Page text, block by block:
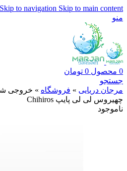
Skip to navigation Skip to main content
منو
0 محصول 0 تومان
جستجو
مرجان دریایی » فروشگاه » خروجی
چهیروس لی لی پایپ Chihiros
ناموجود